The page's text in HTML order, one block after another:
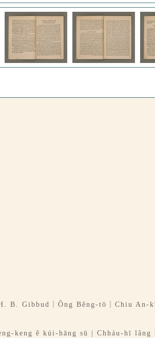
B. Gibbud｜Ông Bêng-tō｜Chiu
keng ê kúi-hāng sū | Chháu-hī